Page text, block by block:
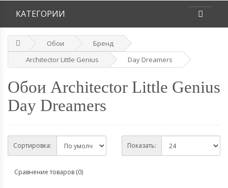
КАТЕГОРИИ
Обои
Бренд
Architector Little Genius
Day Dreamers
Обои Architector Little Genius
Day Dreamers
Сортировка: Показать:
Сравнение товаров (0)